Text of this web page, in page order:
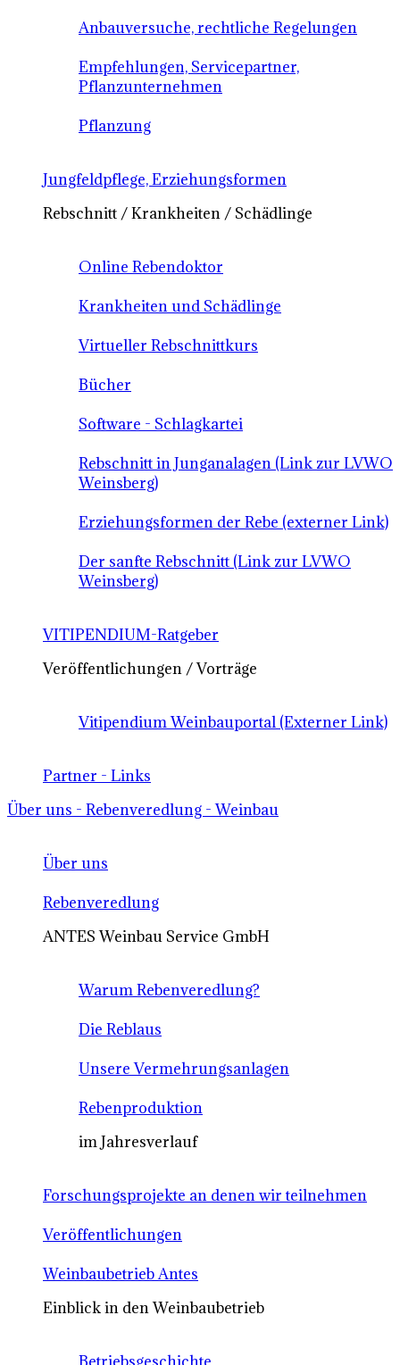
Anbauversuche, rechtliche Regelungen
Empfehlungen, Servicepartner,
Pflanzunternehmen
Pflanzung
Jungfeldpflege, Erziehungsformen
Rebschnitt / Krankheiten / Schädlinge
Online Rebendoktor
Krankheiten und Schädlinge
Virtueller Rebschnittkurs
Bücher
Software - Schlagkartei
Rebschnitt in Junganalagen (Link zur LVWO
Weinsberg)
Erziehungsformen der Rebe (externer Link)
Der sanfte Rebschnitt (Link zur LVWO
Weinsberg)
VITIPENDIUM-Ratgeber
Veröffentlichungen / Vorträge
Vitipendium Weinbauportal (Externer Link)
Partner - Links
Über uns - Rebenveredlung - Weinbau
Über uns
Rebenveredlung
ANTES Weinbau Service GmbH
Warum Rebenveredlung?
Die Reblaus
Unsere Vermehrungsanlagen
Rebenproduktion
im Jahresverlauf
Forschungsprojekte an denen wir teilnehmen
Veröffentlichungen
Weinbaubetrieb Antes
Einblick in den Weinbaubetrieb